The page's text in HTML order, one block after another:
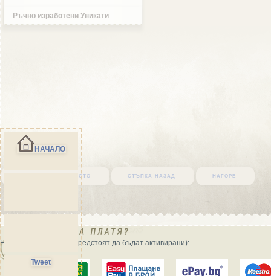
Ръчно изработени Уникати
върни се в началото стъпка назад нагоре
Начини на плащане (предстоят да бъдат активирани):
НАЧАЛО
Tweet